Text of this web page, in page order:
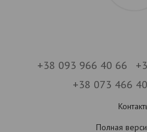
+38 093 966 40 66
+38 073 466
Полная